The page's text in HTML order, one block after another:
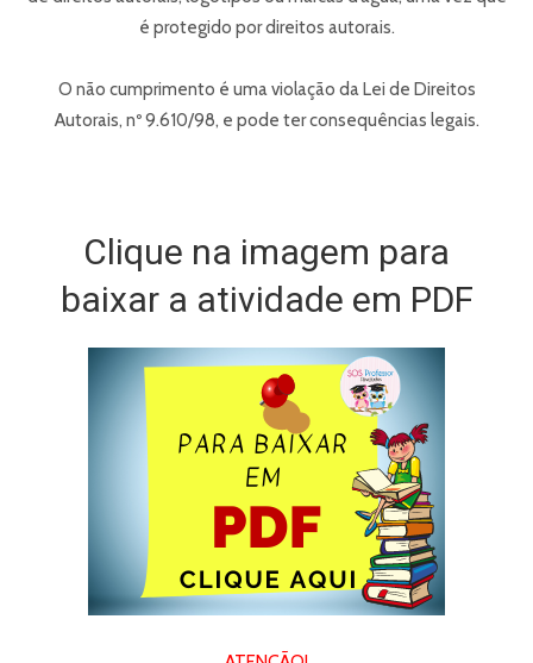
é protegido por direitos autorais.
O não cumprimento é uma violação da Lei de Direitos
Autorais, nº 9.610/98, e pode ter consequências legais.
Clique na imagem para
baixar a atividade em PDF